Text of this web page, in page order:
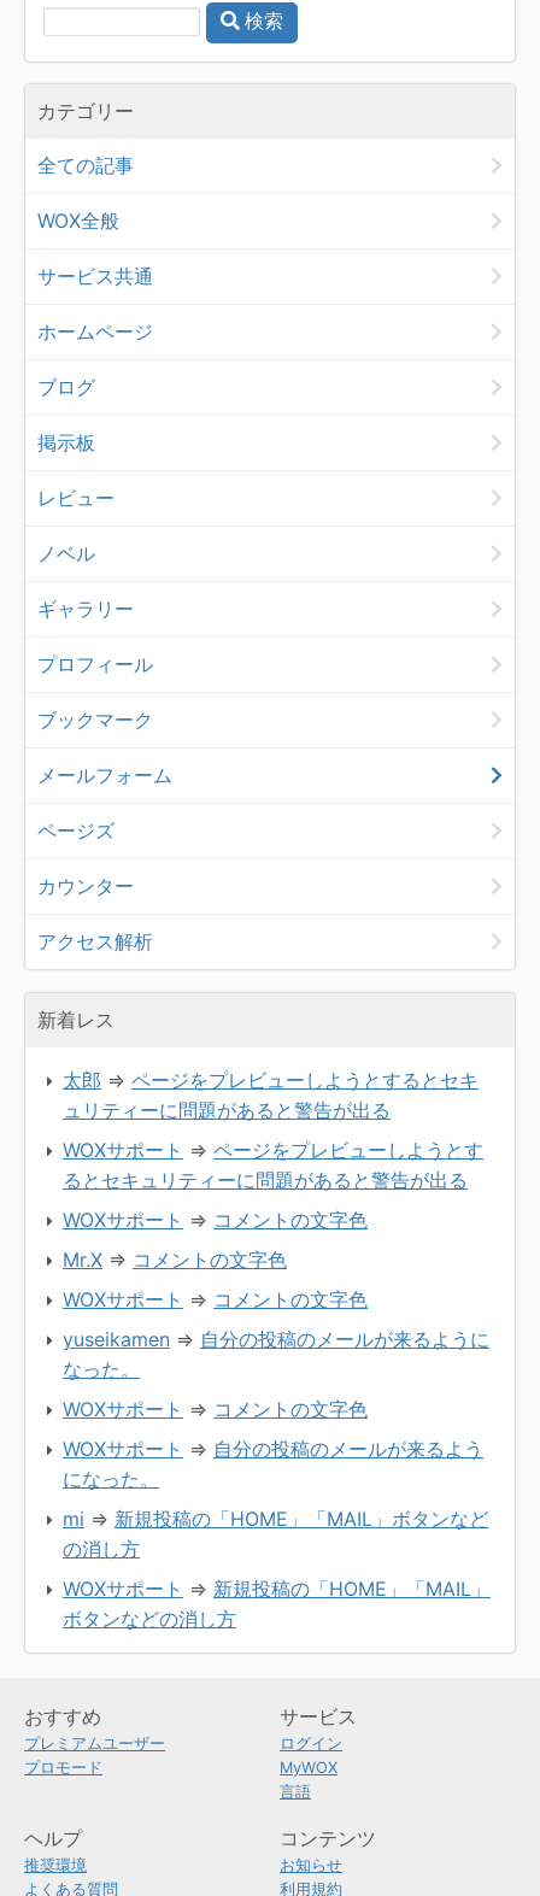
検索
カテゴリー
全ての記事
WOX全般
サービス共通
ホームページ
ブログ
掲示板
レビュー
ノベル
ギャラリー
プロフィール
ブックマーク
メールフォーム
ページズ
カウンター
アクセス解析
新着レス
太郎 ⇒ ページをプレビューしようとするとセキ
ュリティーに問題があると警告が出る
WOXサポート ⇒ ページをプレビューしようとす
るとセキュリティーに問題があると警告が出る
WOXサポート ⇒ コメントの文字色
Mr.X ⇒ コメントの文字色
WOXサポート ⇒ コメントの文字色
yuseikamen ⇒ 自分の投稿のメールが来るように
なった。
WOXサポート ⇒ コメントの文字色
WOXサポート ⇒ 自分の投稿のメールが来るよう
になった。
mi ⇒ 新規投稿の「HOME」「MAIL」ボタンなど
の消し方
WOXサポート ⇒ 新規投稿の「HOME」「MAIL」
ボタンなどの消し方
おすすめ
プレミアムユーザー
プロモード
サービス
ログイン
MyWOX
言語
ヘルプ
推奨環境
よくある質問
コンテンツ
お知らせ
利用規約